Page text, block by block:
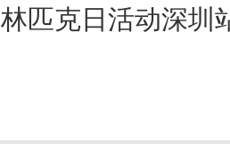
林匹克日活动深圳